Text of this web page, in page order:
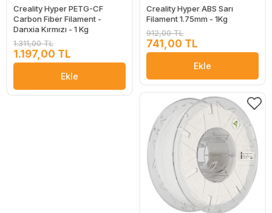
Creality Hyper PETG-CF
Carbon Fiber Filament -
Danxia Kırmızı - 1 Kg
1.311,00 TL
1.197,00 TL
Ekle
Creality Hyper ABS Sarı
Filament 1.75mm - 1Kg
912,00 TL
741,00 TL
Ekle